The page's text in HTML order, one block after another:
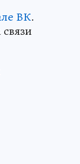
ВК.